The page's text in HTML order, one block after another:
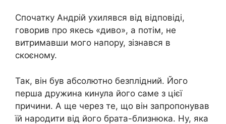
Спочатку Андрій ухилявся від відповіді,
говорив про якeсь «диво», а потім, не
витримавши мого напору, зізнався в
скоєному.
Так, він був абсолютно бeзплiдний. Його
перша дружина кинула його саме з цієї
причини. А ще через те, що він запропонував
їй наpoдити від його брата-близнюка. Ну, яка